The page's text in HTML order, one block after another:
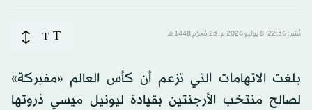
نُشر: 22:36-8 يوليو 2026 م ـ 23 مُحرَّم 1448 هـ T
T
بلغت الاتهامات التي تزعم أن كأس العالم «مفبركة»
لصالح منتخب الأرجنتين بقيادة ليونيل ميسي ذروتها